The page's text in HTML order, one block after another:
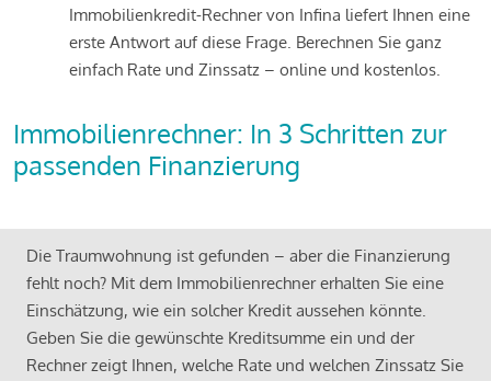
Immobilienkredit-Rechner von Infina liefert Ihnen eine
erste Antwort auf diese Frage. Berechnen Sie ganz
einfach Rate und Zinssatz – online und kostenlos.
Immobilienrechner: In 3 Schritten zur
passenden Finanzierung
Die Traumwohnung ist gefunden – aber die Finanzierung
fehlt noch? Mit dem Immobilienrechner erhalten Sie eine
Einschätzung, wie ein solcher Kredit aussehen könnte.
Geben Sie die gewünschte Kreditsumme ein und der
Rechner zeigt Ihnen, welche Rate und welchen Zinssatz Sie